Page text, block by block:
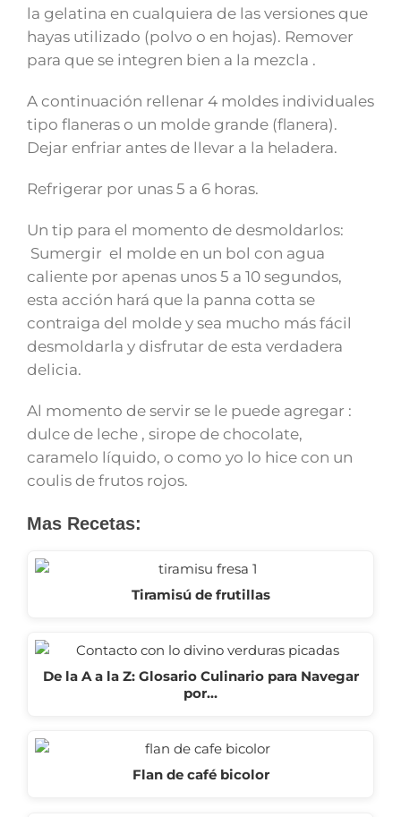
la gelatina en cualquiera de las versiones que
hayas utilizado (polvo o en hojas). Remover
para que se integren bien a la mezcla .
A continuación rellenar 4 moldes individuales
tipo flaneras o un molde grande (flanera).
Dejar enfriar antes de llevar a la heladera.
Refrigerar por unas 5 a 6 horas.
Un tip para el momento de desmoldarlos:
Sumergir el molde en un bol con agua
caliente por apenas unos 5 a 10 segundos,
esta acción hará que la panna cotta se
contraiga del molde y sea mucho más fácil
desmoldarla y disfrutar de esta verdadera
delicia.
Al momento de servir se le puede agregar :
dulce de leche , sirope de chocolate,
caramelo líquido, o como yo lo hice con un
coulis de frutos rojos.
Mas Recetas:
Tiramisú de frutillas
De la A a la Z: Glosario Culinario para Navegar
por…
Flan de café bicolor